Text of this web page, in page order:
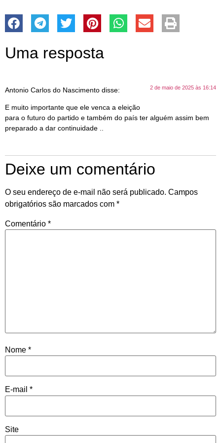
Uma resposta
Antonio Carlos do Nascimento disse: 2 de maio de 2025 às 16:14
E muito importante que ele venca a eleição
para o futuro do partido e também do país ter alguém assim bem
preparado a dar continuidade ..
Deixe um comentário
O seu endereço de e-mail não será publicado. Campos
obrigatórios são marcados com *
Comentário *
Nome *
E-mail *
Site